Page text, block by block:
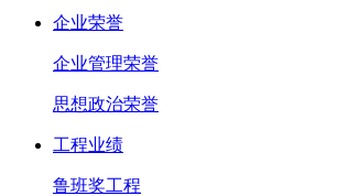
企业荣誉
企业管理荣誉
思想政治荣誉
工程业绩
鲁班奖工程